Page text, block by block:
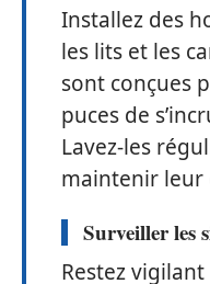
Installez des
les lits et les
sont conçues
puces de
Lavez-les
maintenir leur
Surveiller les
Restez